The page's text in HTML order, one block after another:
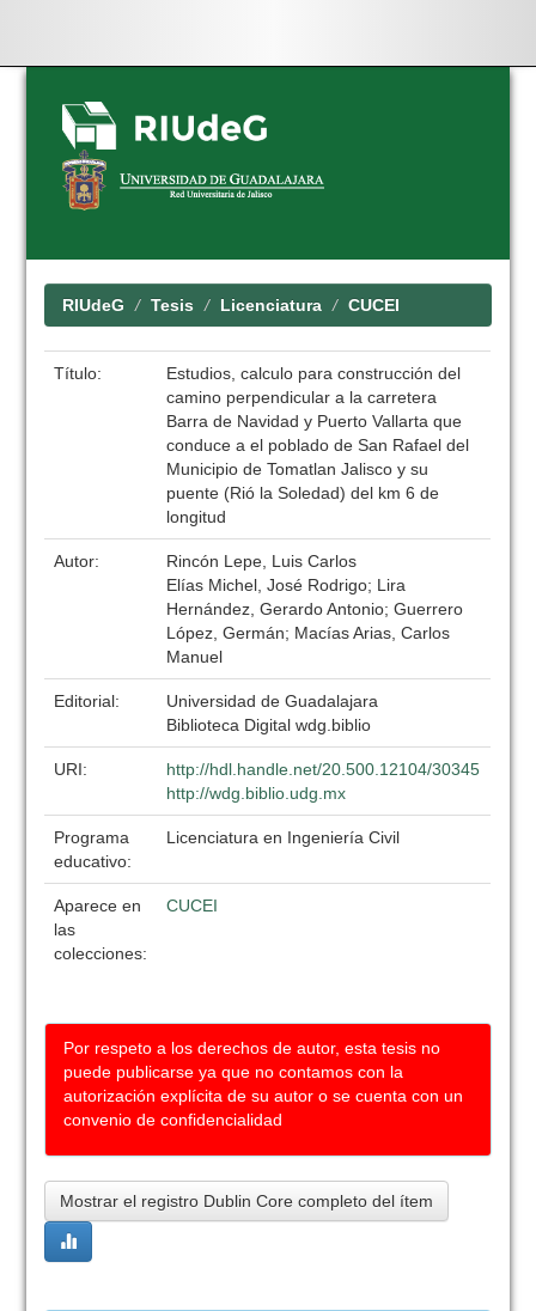
Skip
navigation
RIUdeG Tesis Licenciatura CUCEI
Título:
Estudios, calculo para construcción del
camino perpendicular a la carretera
Barra de Navidad y Puerto Vallarta que
conduce a el poblado de San Rafael del
Municipio de Tomatlan Jalisco y su
puente (Rió la Soledad) del km 6 de
longitud
Autor:
Rincón Lepe, Luis Carlos
Elías Michel, José Rodrigo; Lira
Hernández, Gerardo Antonio; Guerrero
López, Germán; Macías Arias, Carlos
Manuel
Editorial:
Universidad de Guadalajara
Biblioteca Digital wdg.biblio
URI:
http://hdl.handle.net/20.500.12104/30345
http://wdg.biblio.udg.mx
Programa
educativo:
Licenciatura en Ingeniería Civil
Aparece en
las
colecciones:
CUCEI
Por respeto a los derechos de autor, esta tesis no
puede publicarse ya que no contamos con la
autorización explícita de su autor o se cuenta con un
convenio de confidencialidad
Mostrar el registro Dublin Core completo del ítem